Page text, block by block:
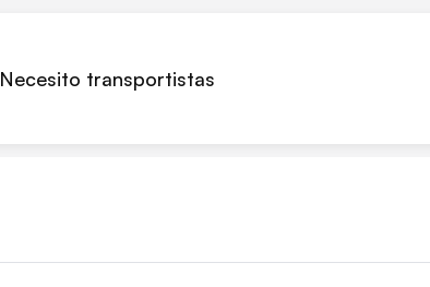
Necesito transportistas